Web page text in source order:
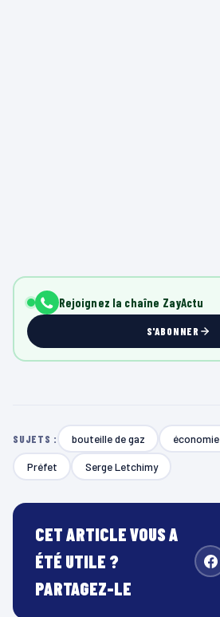
Rejoignez la chaîne ZayActu
S'ABONNER
SUJETS : bouteille de gaz économie
Préfet Serge Letchimy
CET ARTICLE VOUS A
ÉTÉ UTILE ?
PARTAGEZ-LE